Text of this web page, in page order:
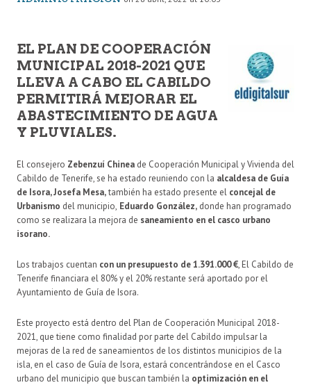
EL PLAN DE COOPERACIÓN
MUNICIPAL 2018-2021 QUE
LLEVA A CABO EL CABILDO
PERMITIRÁ MEJORAR EL
ABASTECIMIENTO DE AGUA
Y PLUVIALES.
El consejero Zebenzuí Chinea de Cooperación Municipal y Vivienda del
Cabildo de Tenerife, se ha estado reuniendo con la alcaldesa de Guía
de Isora, Josefa Mesa,también ha estado presente el concejal de
Urbanismo del municipio, Eduardo González, donde han programado
como se realizara la mejora de saneamiento en el casco urbano
isorano.
Los trabajos cuentan con un presupuesto de 1.391.000 €, El Cabildo de
Tenerife financiara el 80% y el 20% restante será aportado por el
Ayuntamiento de Guía de Isora.
Este proyecto está dentro del Plan de Cooperación Municipal 2018-
2021, que tiene como finalidad por parte del Cabildo impulsar la
mejoras de la red de saneamientos de los distintos municipios de la
isla, en el caso de Guía de Isora, estará concentrándose en el Casco
urbano del municipio que buscan también la optimización en el